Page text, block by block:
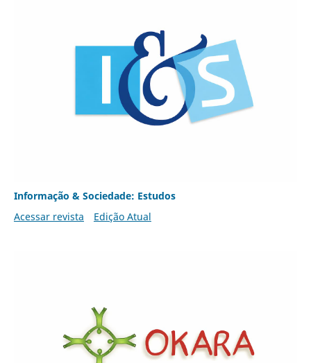
Informação & Sociedade: Estudos
Acessar revista
Edição Atual